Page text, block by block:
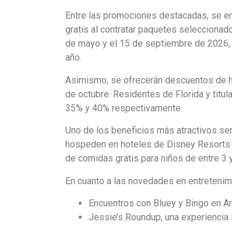
Entre las promociones destacadas, se
gratis al contratar paquetes
de mayo y el 15 de septiembre de
año.
Asimismo, se ofrecerán descuentos de
de octubre. Residentes de Florida y
35% y 40% respectivamente.
Uno de los beneficios más atractivos
hospeden en hoteles de Disney Resorts
de comidas gratis para niños de entre 3
En cuanto a las novedades en
Encuentros con Bluey y Bingo en
Jessie’s Roundup, una